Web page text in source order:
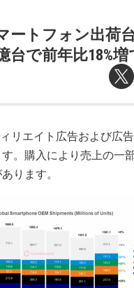
ートフォン出荷台
台で前年比18%増
リエイト広告および広
。購入により売上の一
ります。